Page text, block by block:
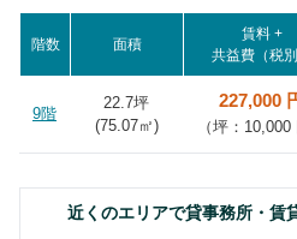
階数 面積
賃料 +
共益費（税別
9階
22.7坪
(75.07㎡)
227,000
（坪：10,000
近くのエリアで貸事務所・賃